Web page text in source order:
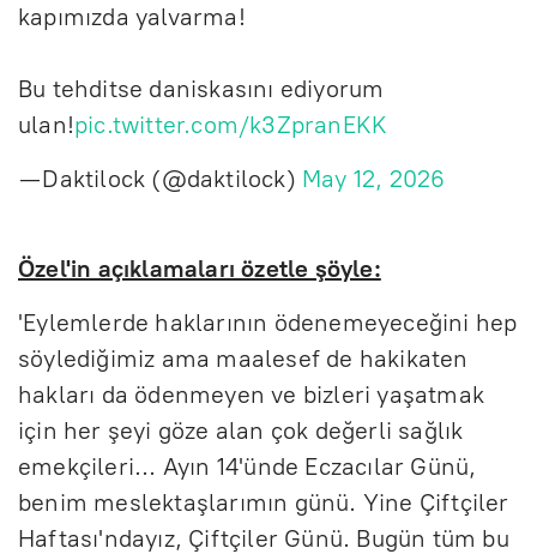
kapımızda yalvarma!
Bu tehditse daniskasını ediyorum
ulan!pic.twitter.com/k3ZpranEKK
— Daktilock (@daktilock) May 12, 2026
Özel'in açıklamaları özetle şöyle:
'Eylemlerde haklarının ödenemeyeceğini hep
söylediğimiz ama maalesef de hakikaten
hakları da ödenmeyen ve bizleri yaşatmak
için her şeyi göze alan çok değerli sağlık
emekçileri... Ayın 14'ünde Eczacılar Günü,
benim meslektaşlarımın günü. Yine Çiftçiler
Haftası'ndayız, Çiftçiler Günü. Bugün tüm bu